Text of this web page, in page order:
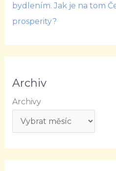
bydlením. Jak je na tom
prosperity?
Archiv
Archivy